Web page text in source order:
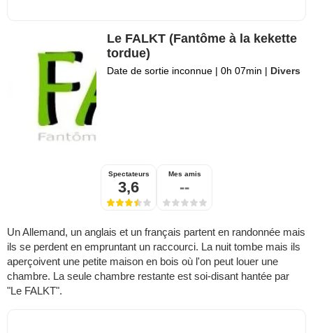
Le FALKT (Fantôme à la kekette
tordue)
Date de sortie inconnue | 0h 07min | Divers
Spectateurs
3,6
Mes amis
--
Un Allemand, un anglais et un français partent en randonnée mais
ils se perdent en empruntant un raccourci. La nuit tombe mais ils
aperçoivent une petite maison en bois où l'on peut louer une
chambre. La seule chambre restante est soi-disant hantée par
"Le FALKT".